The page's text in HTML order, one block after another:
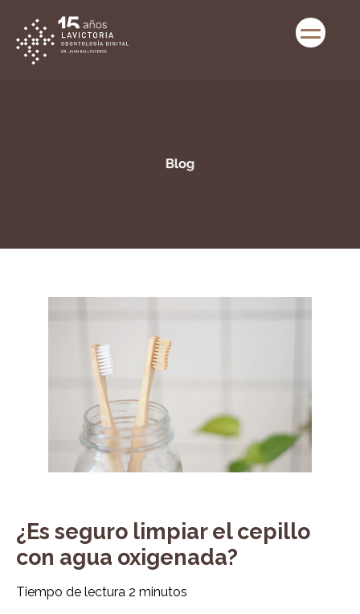
¿Es seguro limpiar el cepillo
con agua oxigenada?
Tiempo de lectura 2 minutos